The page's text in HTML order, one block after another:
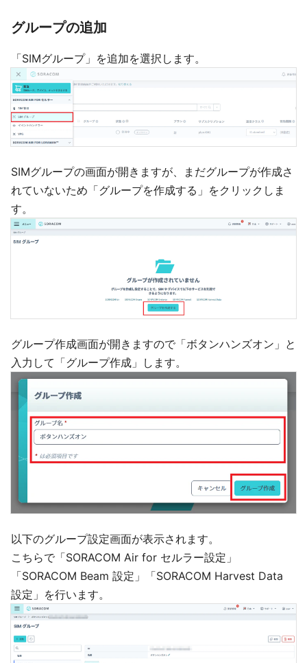
グループの追加
「SIMグループ」を追加を選択します。
SIMグループの画面が開きますが、まだグループが作成さ
れていないため「グループを作成する」をクリックしま
す。
グループ作成画面が開きますので「ボタンハンズオン」と
入力して「グループ作成」します。
以下のグループ設定画面が表示されます。
こちらで「SORACOM Air for セルラー設定」
「SORACOM Beam 設定」「SORACOM Harvest Data
設定」を行います。